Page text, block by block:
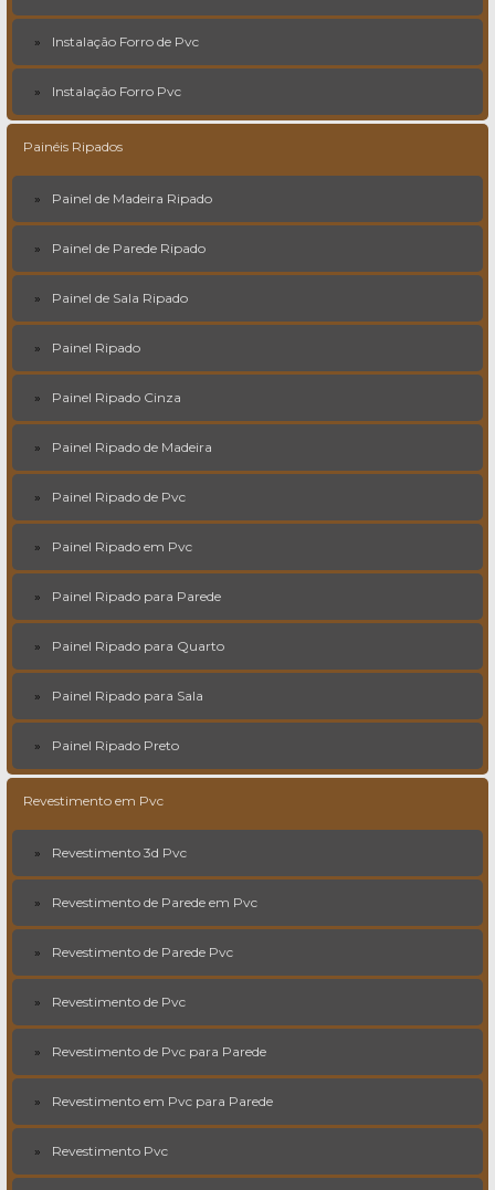
Instalação Forro de Pvc
Instalação Forro Pvc
Painéis Ripados
Painel de Madeira Ripado
Painel de Parede Ripado
Painel de Sala Ripado
Painel Ripado
Painel Ripado Cinza
Painel Ripado de Madeira
Painel Ripado de Pvc
Painel Ripado em Pvc
Painel Ripado para Parede
Painel Ripado para Quarto
Painel Ripado para Sala
Painel Ripado Preto
Revestimento em Pvc
Revestimento 3d Pvc
Revestimento de Parede em Pvc
Revestimento de Parede Pvc
Revestimento de Pvc
Revestimento de Pvc para Parede
Revestimento em Pvc para Parede
Revestimento Pvc